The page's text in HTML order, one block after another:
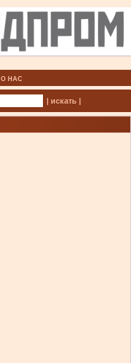
О НАС
| искать |